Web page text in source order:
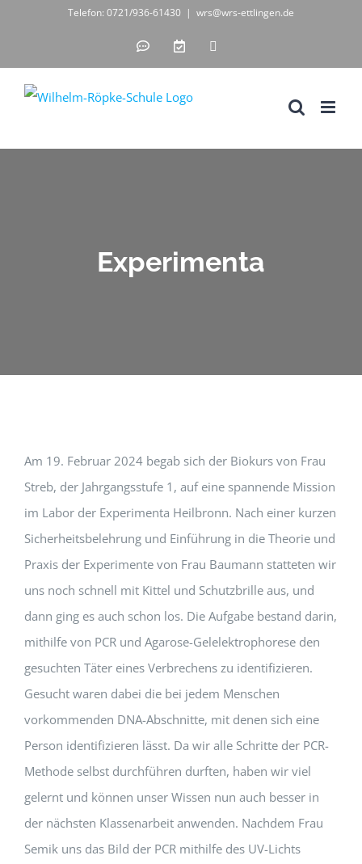
springen
Telefon: 0721/936-61430 | wrs@wrs-ettlingen.de
IServ
unsere
IT-
WebUntis
digitales
Experimenta
Am 19. Februar 2024 begab sich der Biokurs von Frau
Streb, der Jahrgangsstufe 1, auf eine spannende Mission
im Labor der Experimenta Heilbronn. Nach einer kurzen
Sicherheitsbelehrung und Einführung in die Theorie und
Praxis der Experimente von Frau Baumann statteten wir
uns noch schnell mit Kittel und Schutzbrille aus, und
dann ging es auch schon los. Die Aufgabe bestand darin,
mithilfe von PCR und Agarose-Gelelektrophorese den
gesuchten Täter eines Verbrechens zu identifizieren.
Gesucht waren dabei die bei jedem Menschen
vorkommenden DNA-Abschnitte, mit denen sich eine
Person identifizieren lässt. Da wir alle Schritte der PCR-
Methode selbst durchführen durften, haben wir viel
gelernt und können unser Wissen nun auch besser in
der nächsten Klassenarbeit anwenden. Nachdem Frau
Semik uns das Bild der PCR mithilfe des UV-Lichts